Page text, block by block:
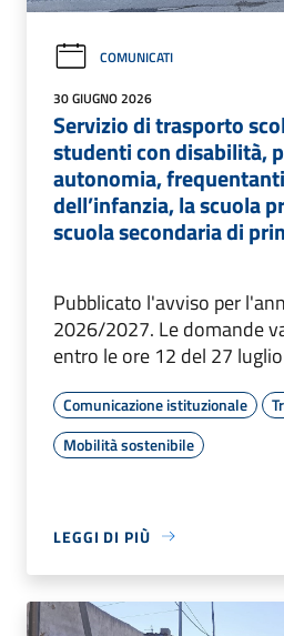
COMUNICATI
30 GIUGNO 2026
Servizio di trasporto
studenti con disabilità,
autonomia,
dell’infanzia, la scuola
scuola secondaria di
Pubblicato l'avviso per
2026/2027. Le domande
entro le ore 12 del 27
Comunicazione istituzionale
Mobilità sostenibile
LEGGI DI PIÙ